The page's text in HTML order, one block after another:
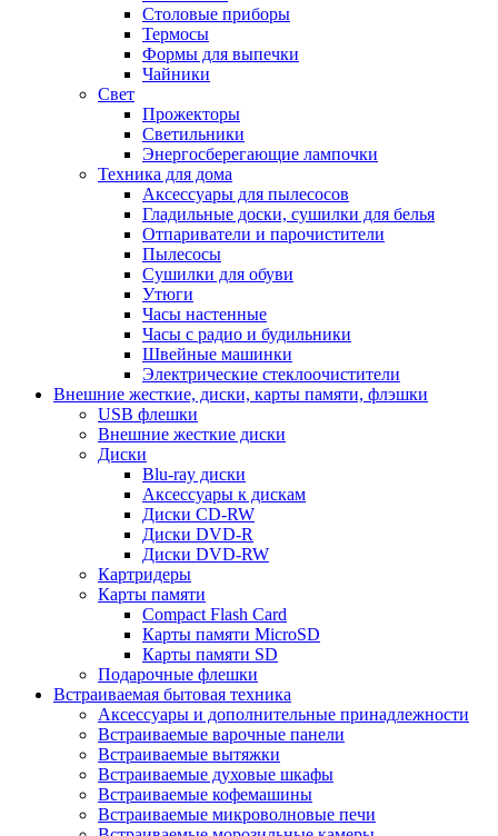
Столовые приборы
Термосы
Формы для выпечки
Чайники
Свет
Прожекторы
Светильники
Энергосберегающие лампочки
Техника для дома
Аксессуары для пылесосов
Гладильные доски, сушилки для белья
Отпариватели и парочистители
Пылесосы
Сушилки для обуви
Утюги
Часы настенные
Часы с радио и будильники
Швейные машинки
Электрические стеклоочистители
Внешние жесткие, диски, карты памяти, флэшки
USB флешки
Внешние жесткие диски
Диски
Blu-ray диски
Аксессуары к дискам
Диски CD-RW
Диски DVD-R
Диски DVD-RW
Картридеры
Карты памяти
Compact Flash Card
Карты памяти MicroSD
Карты памяти SD
Подарочные флешки
Встраиваемая бытовая техника
Аксессуары и дополнительные принадлежности
Встраиваемые варочные панели
Встраиваемые вытяжки
Встраиваемые духовые шкафы
Встраиваемые кофемашины
Встраиваемые микроволновые печи